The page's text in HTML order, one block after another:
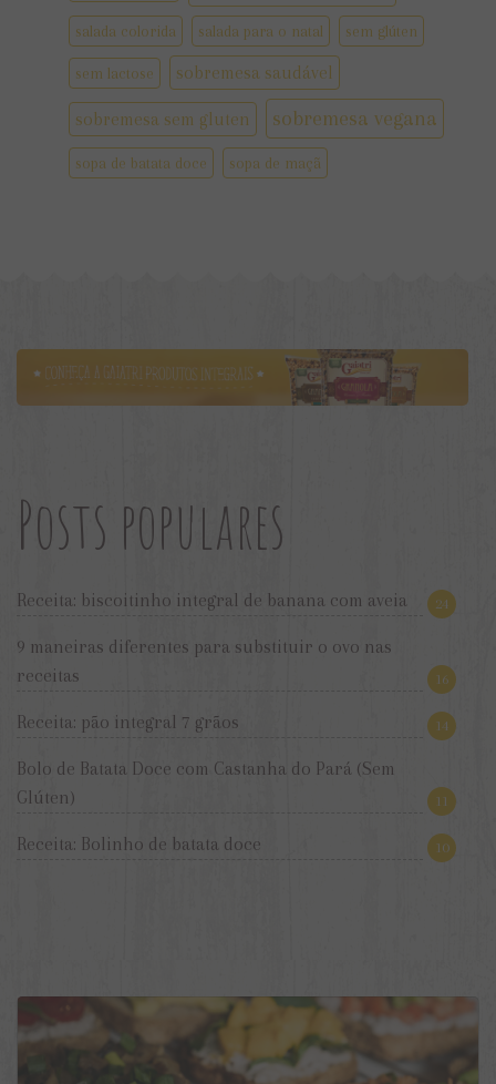
salada colorida salada para o natal sem glúten
sem lactose sobremesa saudável
sobremesa sem gluten sobremesa vegana
sopa de batata doce sopa de maçã
Posts populares
Receita: biscoitinho integral de banana com aveia 24
9 maneiras diferentes para substituir o ovo nas
receitas
16
Receita: pão integral 7 grãos 14
Bolo de Batata Doce com Castanha do Pará (Sem
Glúten)
11
Receita: Bolinho de batata doce 10